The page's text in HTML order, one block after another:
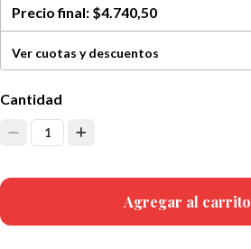
Precio final: $4.740,50
Ver cuotas y descuentos
Cantidad
1
Agregar al carrito